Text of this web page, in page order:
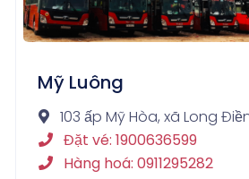
Mỹ Luông
103 ấp Mỹ Hòa, xã Long
Đặt vé: 1900636599
Hàng hoá: 0911295282